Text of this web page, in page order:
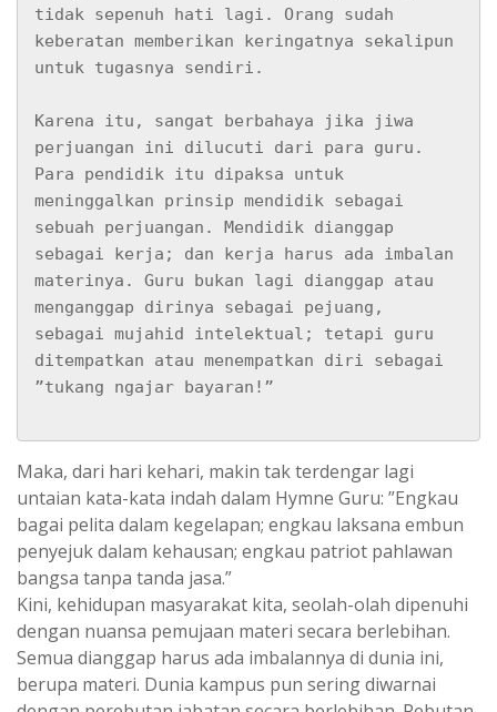
tidak sepenuh hati lagi. Orang sudah
keberatan memberikan keringatnya sekalipun
untuk tugasnya sendiri.
Karena itu, sangat berbahaya jika jiwa
perjuangan ini dilucuti dari para guru.
Para pendidik itu dipaksa untuk
meninggalkan prinsip mendidik sebagai
sebuah perjuangan. Mendidik dianggap
sebagai kerja; dan kerja harus ada imbalan
materinya. Guru bukan lagi dianggap atau
menganggap dirinya sebagai pejuang,
sebagai mujahid intelektual; tetapi guru
ditempatkan atau menempatkan diri sebagai
”tukang ngajar bayaran!”
Maka, dari hari kehari, makin tak terdengar lagi
untaian kata-kata indah dalam Hymne Guru: ”Engkau
bagai pelita dalam kegelapan; engkau laksana embun
penyejuk dalam kehausan; engkau patriot pahlawan
bangsa tanpa tanda jasa.”
Kini, kehidupan masyarakat kita, seolah-olah dipenuhi
dengan nuansa pemujaan materi secara berlebihan.
Semua dianggap harus ada imbalannya di dunia ini,
berupa materi. Dunia kampus pun sering diwarnai